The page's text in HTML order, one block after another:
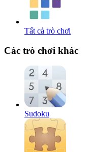
Tất cả trò chơi
Các trò chơi khác
Sudoku